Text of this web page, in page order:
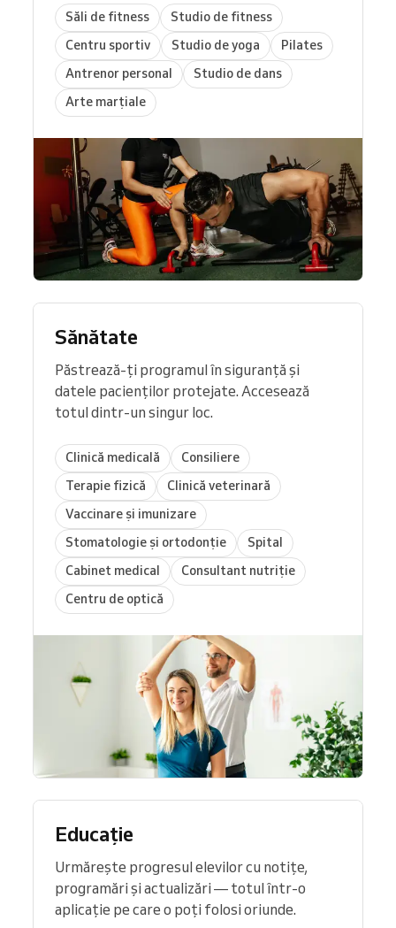
Săli de fitness
Studio de fitness
Centru sportiv
Studio de yoga
Pilates
Antrenor personal
Studio de dans
Arte marțiale
Sănătate
Păstrează-ți programul în siguranță și
datele pacienților protejate. Accesează
totul dintr-un singur loc.
Clinică medicală
Consiliere
Terapie fizică
Clinică veterinară
Vaccinare și imunizare
Stomatologie și ortodonție
Spital
Cabinet medical
Consultant nutriție
Centru de optică
Educație
Urmărește progresul elevilor cu notițe,
programări și actualizări — totul într-o
aplicație pe care o poți folosi oriunde.